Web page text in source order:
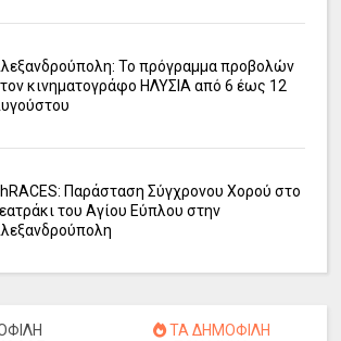
Το πρόγραμμα προβολών
κινηματογράφο ΗΛΥΣΙΑ από 6 έως 12
Παράσταση Σύγχρονου Χορού στο
του Αγίου Εύπλου στην
ΤΑ ΔΗΜΟΦΙΛΗ